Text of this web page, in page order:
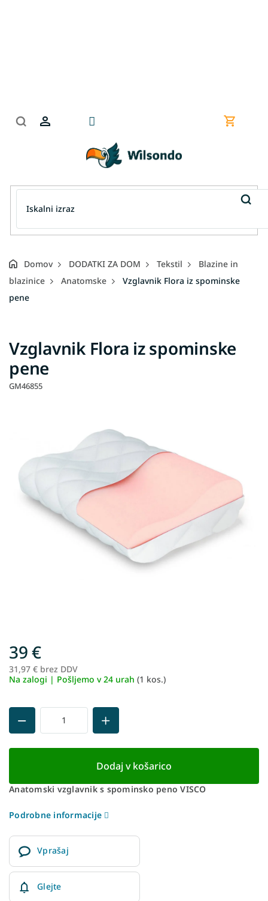
Domov DODATKI ZA DOM Tekstil
Blazine in
blazinice
Anatomske
Vzglavnik Flora iz spominske
pene
Vzglavnik Flora iz spominske
pene
GM46855
39 €
31,97 € brez DDV
Na zalogi | Pošljemo v 24 urah (1 kos.)
Dodaj v košarico
Anatomski vzglavnik s spominsko peno VISCO
Podrobne informacije
Vprašaj
Glejte